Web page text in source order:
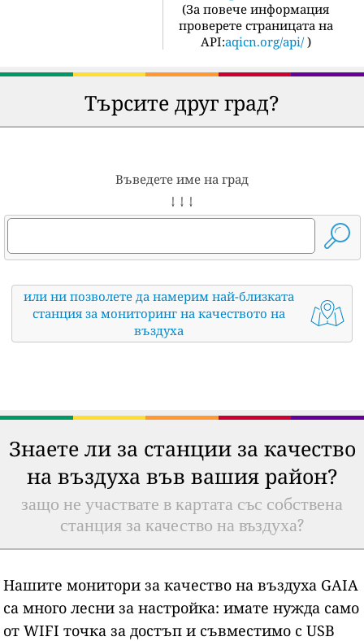
(За повече информация
проверете страницата на
API:aqicn.org/api/ )
Търсите друг град?
Въведете име на град
↓ ↓ ↓
или ни позволете да намерим най-близката
станция за мониторинг на качеството на
въздуха
Знаете ли за станции за качество
на въздуха във вашия район?
защо не участвате в картата със собствена
станция за качество на въздуха?
Нашите монитори за качество на въздуха GAIA
са много лесни за настройка: имате нужда само
от WIFI точка за достъп и съвместимо с USB